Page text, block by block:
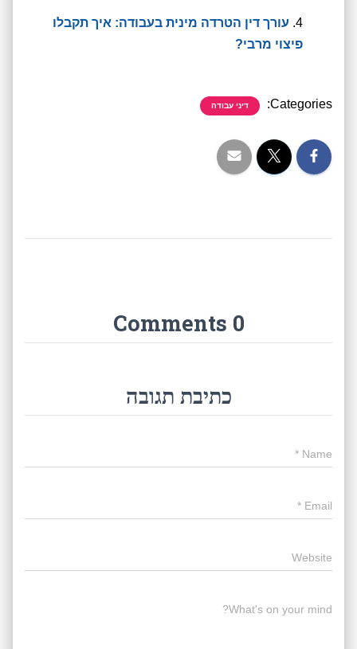
עורך דין הטרדה מינית בעבודה: איך תקבלו
פיצוי מרבי?
Categories: דיני עבודה
0 Comments
כתיבת תגובה
Name
*
Email
*
Website
What's on your mind?